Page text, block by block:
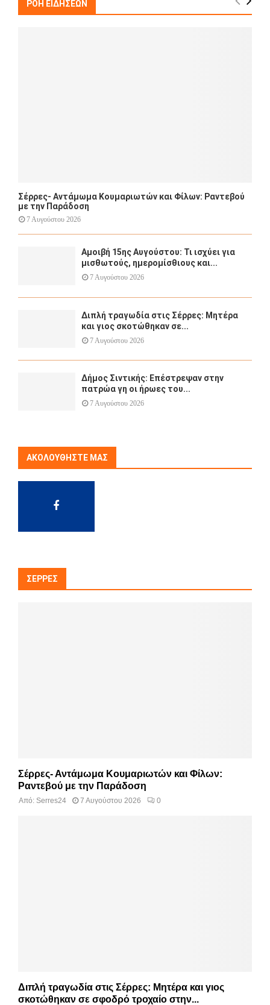
f
A
ΡΟΗ ΕΙΔΗΣΕΩΝ
Σέρρες- Αντάμωμα Κουμαριωτών και Φίλων: Ραντεβού
με την Παράδοση
7 Αυγούστου 2026
Αμοιβή 15ης Αυγούστου: Τι ισχύει για
μισθωτούς, ημερομίσθιους και...
7 Αυγούστου 2026
Διπλή τραγωδία στις Σέρρες: Μητέρα
και γιος σκοτώθηκαν σε...
7 Αυγούστου 2026
Δήμος Σιντικής: Επέστρεψαν στην
πατρώα γη οι ήρωες του...
7 Αυγούστου 2026
ΑΚΟΛΟΥΘΉΣΤΕ ΜΑΣ
ΣΈΡΡΕΣ
Σέρρες- Αντάμωμα Κουμαριωτών και Φίλων:
Ραντεβού με την Παράδοση
Από: Serres24 7 Αυγούστου 2026 0
Διπλή τραγωδία στις Σέρρες: Μητέρα και γιος
σκοτώθηκαν σε σφοδρό τροχαίο στην...